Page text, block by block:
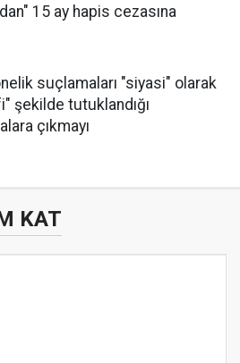
15 ay hapis cezasına
suçlamaları "siyasi" olarak
şekilde tutuklandığı
çıkmayı
KAT